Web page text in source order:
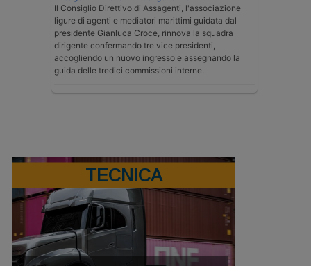
Il Consiglio Direttivo di Assagenti, l'associazione
ligure di agenti e mediatori marittimi guidata dal
presidente Gianluca Croce, rinnova la squadra
dirigente confermando tre vice presidenti,
accogliendo un nuovo ingresso e assegnando la
guida delle tredici commissioni interne.
TECNICA